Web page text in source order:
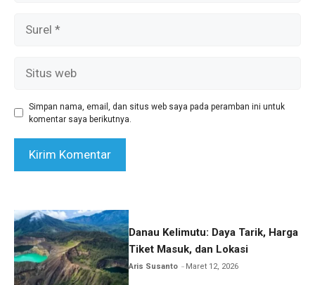
web
Simpan nama, email, dan situs web saya pada peramban ini untuk
komentar saya berikutnya.
Danau Kelimutu: Daya Tarik, Harga
Tiket Masuk, dan Lokasi
Aris Susanto Maret 12, 2026